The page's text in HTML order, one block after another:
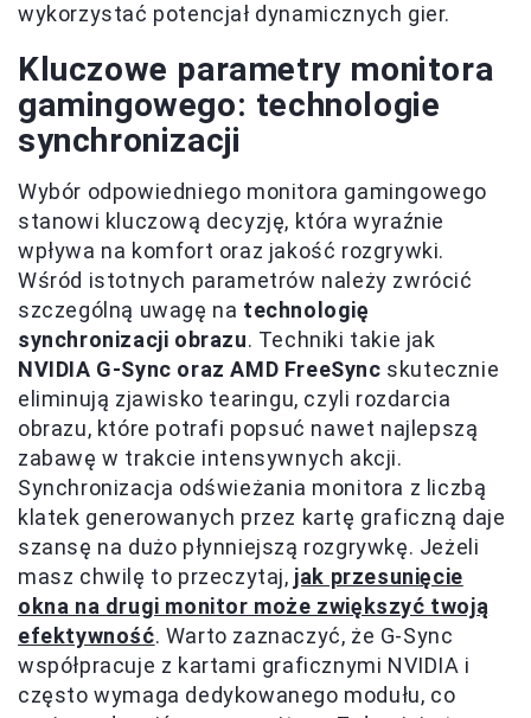
wykorzystać potencjał dynamicznych gier.
Kluczowe parametry monitora
gamingowego: technologie
synchronizacji
Wybór odpowiedniego monitora gamingowego
stanowi kluczową decyzję, która wyraźnie
wpływa na komfort oraz jakość rozgrywki.
Wśród istotnych parametrów należy zwrócić
szczególną uwagę na technologię
synchronizacji obrazu. Techniki takie jak
NVIDIA G-Sync oraz AMD FreeSync skutecznie
eliminują zjawisko tearingu, czyli rozdarcia
obrazu, które potrafi popsuć nawet najlepszą
zabawę w trakcie intensywnych akcji.
Synchronizacja odświeżania monitora z liczbą
klatek generowanych przez kartę graficzną daje
szansę na dużo płynniejszą rozgrywkę. Jeżeli
masz chwilę to przeczytaj, jak przesunięcie
okna na drugi monitor może zwiększyć twoją
efektywność. Warto zaznaczyć, że G-Sync
współpracuje z kartami graficznymi NVIDIA i
często wymaga dedykowanego modułu, co